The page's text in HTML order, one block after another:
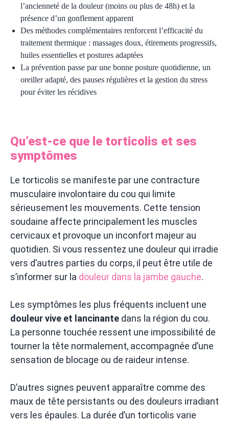
l’ancienneté de la douleur (moins ou plus de 48h) et la
présence d’un gonflement apparent
Des méthodes complémentaires renforcent l’efficacité du
traitement thermique : massages doux, étirements progressifs,
huiles essentielles et postures adaptées
La prévention passe par une bonne posture quotidienne, un
oreiller adapté, des pauses régulières et la gestion du stress
pour éviter les récidives
Qu’est-ce que le torticolis et ses
symptômes
Le torticolis se manifeste par une contracture
musculaire involontaire du cou qui limite
sérieusement les mouvements. Cette tension
soudaine affecte principalement les muscles
cervicaux et provoque un inconfort majeur au
quotidien. Si vous ressentez une douleur qui irradie
vers d’autres parties du corps, il peut être utile de
s’informer sur la douleur dans la jambe gauche.
Les symptômes les plus fréquents incluent une
douleur vive et lancinante dans la région du cou.
La personne touchée ressent une impossibilité de
tourner la tête normalement, accompagnée d’une
sensation de blocage ou de raideur intense.
D’autres signes peuvent apparaître comme des
maux de tête persistants ou des douleurs irradiant
vers les épaules. La durée d’un torticolis varie